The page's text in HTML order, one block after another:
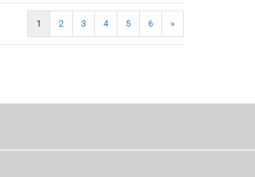
1 2 3 4 5 6 »